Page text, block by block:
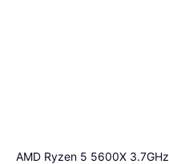
AMD Ryzen 5 5600X 3.7GHz